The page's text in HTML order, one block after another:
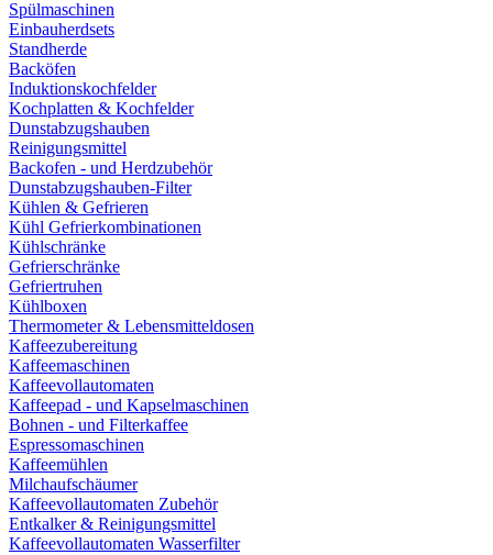
Spülmaschinen
Einbauherdsets
Standherde
Backöfen
Induktionskochfelder
Kochplatten & Kochfelder
Dunstabzugshauben
Reinigungsmittel
Backofen - und Herdzubehör
Dunstabzugshauben-Filter
Kühlen & Gefrieren
Kühl Gefrierkombinationen
Kühlschränke
Gefrierschränke
Gefriertruhen
Kühlboxen
Thermometer & Lebensmitteldosen
Kaffeezubereitung
Kaffeemaschinen
Kaffeevollautomaten
Kaffeepad - und Kapselmaschinen
Bohnen - und Filterkaffee
Espressomaschinen
Kaffeemühlen
Milchaufschäumer
Kaffeevollautomaten Zubehör
Entkalker & Reinigungsmittel
Kaffeevollautomaten Wasserfilter